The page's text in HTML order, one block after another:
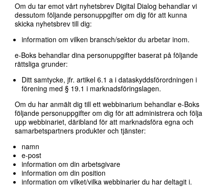
Om du tar emot vårt nyhetsbrev Digital Dialog behandlar vi
dessutom följande personuppgifter om dig för att kunna
skicka nyhetsbrev till dig:
information om vilken bransch/sektor du arbetar inom.
e-Boks behandlar dina personuppgifter baserat på följande
rättsliga grunder:
Ditt samtycke, jfr. artikel 6.1 a i dataskyddsförordningen i
förening med § 19.1 i marknadsföringslagen.
Om du har anmält dig till ett webbinarium behandlar e-Boks
följande personuppgifter om dig för att administrera och följa
upp webbinariet, däribland för att marknadsföra egna och
samarbetspartners produkter och tjänster:
namn
e-post
information om din arbetsgivare
information om din position
information om vilket/vilka webbinarier du har deltagit i.